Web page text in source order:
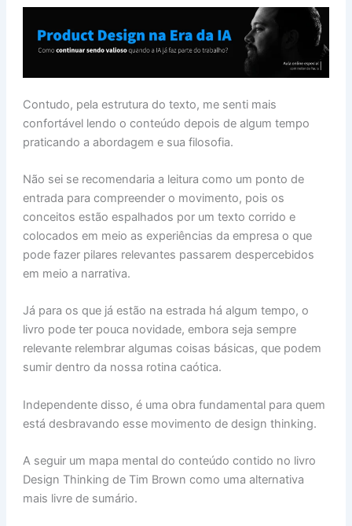
Contudo, pela estrutura do texto, me senti mais
confortável lendo o conteúdo depois de algum tempo
praticando a abordagem e sua filosofia.
Não sei se recomendaria a leitura como um ponto de
entrada para compreender o movimento, pois os
conceitos estão espalhados por um texto corrido e
colocados em meio as experiências da empresa o que
pode fazer pilares relevantes passarem despercebidos
em meio a narrativa.
Já para os que já estão na estrada há algum tempo, o
livro pode ter pouca novidade, embora seja sempre
relevante relembrar algumas coisas básicas, que podem
sumir dentro da nossa rotina caótica.
Independente disso, é uma obra fundamental para quem
está desbravando esse movimento de design thinking.
A seguir um mapa mental do conteúdo contido no livro
Design Thinking de Tim Brown como uma alternativa
mais livre de sumário.